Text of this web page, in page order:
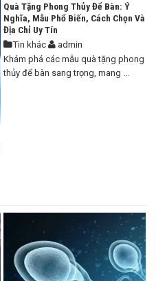
Quà Tặng Phong Thủy Để Bàn: Ý
Nghĩa, Mẫu Phổ Biến, Cách Chọn Và
Địa Chỉ Uy Tín
Tin khác
admin
Khám phá các mẫu quà tặng phong
thủy để bàn sang trọng, mang ...